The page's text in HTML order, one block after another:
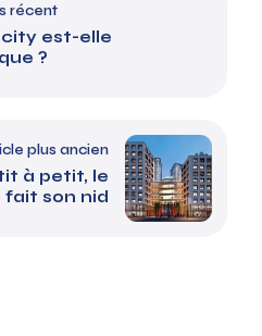
récent
city est-elle
?
plus ancien
à petit, le
fait son nid